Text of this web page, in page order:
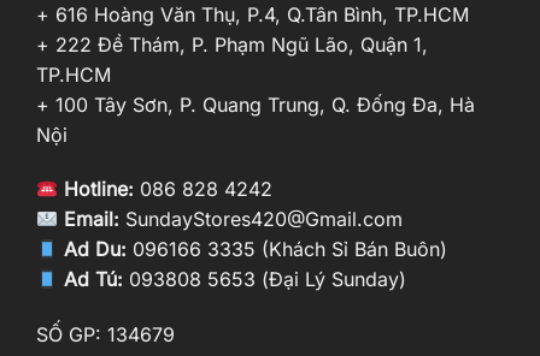
+ 616 Hoàng Văn Thụ, P.4, Q.Tân Bình, TP.HCM
+ 222 Đề Thám, P. Phạm Ngũ Lão, Quận 1,
TP.HCM
+ 100 Tây Sơn, P. Quang Trung, Q. Đống Đa, Hà
Nội
Hotline: 086 828 4242
Email: SundayStores420@Gmail.com
Ad Du: 096166 3335 (Khách Sỉ Bán Buôn)
Ad Tú: 093808 5653 (Đại Lý Sunday)
SỐ GP: 134679